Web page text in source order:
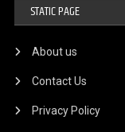
STATIC PAGE
About us
Contact Us
Privacy Policy